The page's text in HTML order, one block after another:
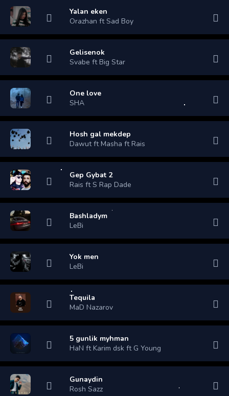
Yalan eken
Orazhan ft Sad Boy
Gelisenok
Svabe ft Big Star
One love
SHA
Hosh gal mekdep
Dawut ft Masha ft Rais
Gep Gybat 2
Rais ft S Rap Dade
Bashladym
LeBi
Yok men
LeBi
Tequila
MaD Nazarov
5 gunlik myhman
HaN ft Karim dsk ft G Young
Gunaydin
Rosh Sazz